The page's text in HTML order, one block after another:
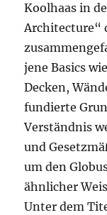
Koolhaas in
Architecture“
jene Basics
Decken,
fundierte
Verständnis
und
um den
ähnlicher
Unter dem